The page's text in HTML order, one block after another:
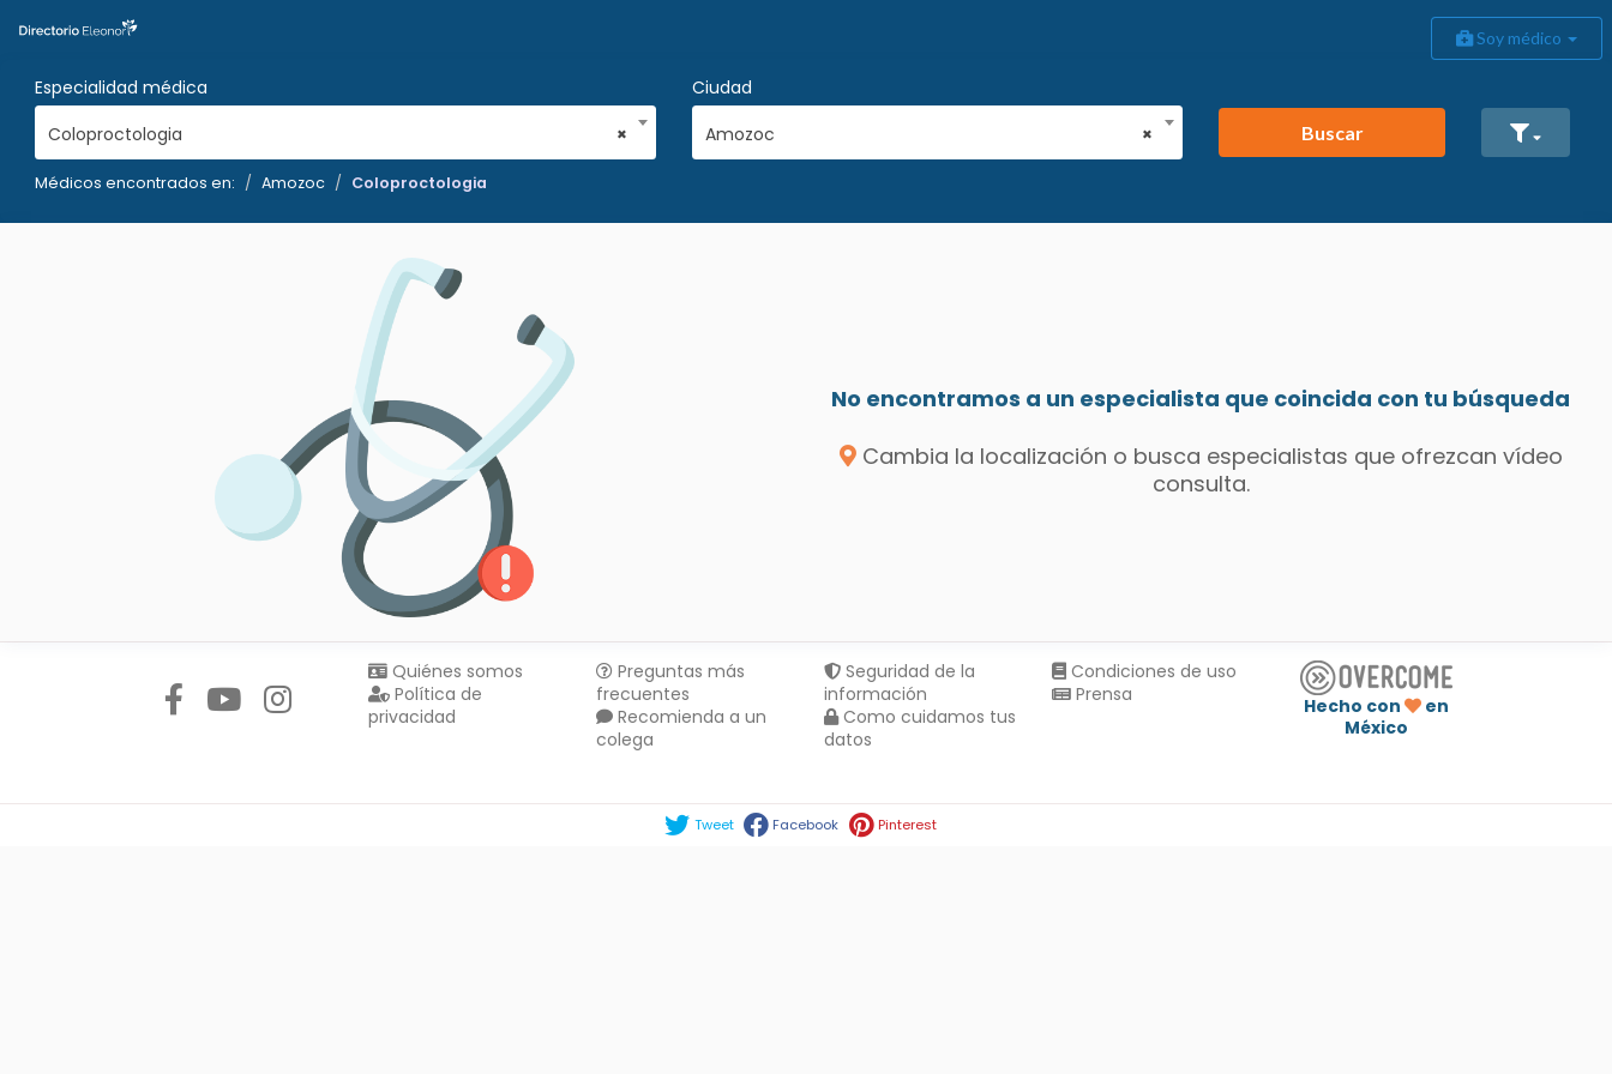
Soy médico
Especialidad médica
×
Coloproctologia
Ciudad
×
Amozoc Buscar
Médicos encontrados en: Amozoc Coloproctologia
No encontramos a un especialista que coincida con tu búsqueda
Cambia la localización o busca especialistas que ofrezcan vídeo
consulta.
Quiénes somos
Política de
privacidad
Preguntas más
frecuentes
Recomienda a un
colega
Seguridad de la
información
Como cuidamos tus
datos
Condiciones de uso
Prensa
Hecho con
en
México
Tweet Facebook Pinterest